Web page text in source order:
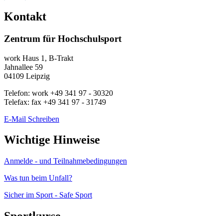
Kontakt
Zentrum für Hochschulsport
work Haus 1, B-Trakt
Jahnallee 59
04109 Leipzig
Telefon: work +49 341 97 - 30320
Telefax: fax +49 341 97 - 31749
E-Mail Schreiben
Wichtige Hinweise
Anmelde - und Teilnahmebedingungen
Was tun beim Unfall?
Sicher im Sport - Safe Sport